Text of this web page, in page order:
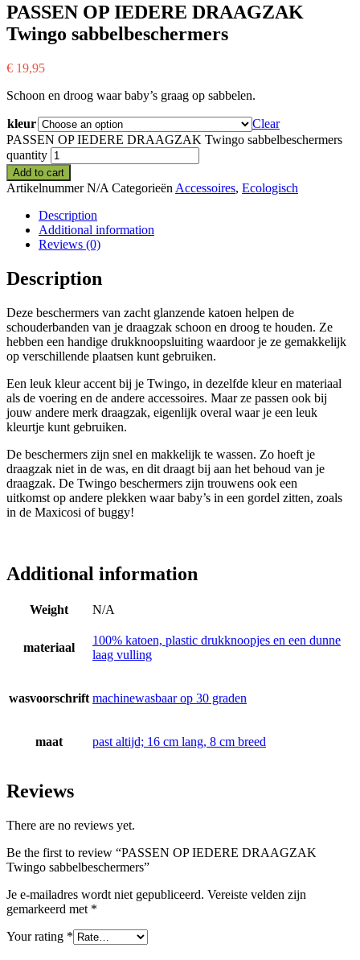
PASSEN OP IEDERE DRAAGZAK
Twingo sabbelbeschermers
€ 19,95
Schoon en droog waar baby’s graag op sabbelen.
kleur
Clear
PASSEN OP IEDERE DRAAGZAK Twingo sabbelbeschermers
quantity
Add to cart
ArtikelnummerN/A Categorieën Accessoires, Ecologisch
Description
Additional information
Reviews (0)
Description
Deze beschermers van zacht glanzende katoen helpen de
schouderbanden van je draagzak schoon en droog te houden. Ze
hebben een handige drukknoopsluiting waardoor je ze gemakkelijk
op verschillende plaatsen kunt gebruiken.
Een leuk kleur accent bij je Twingo, in dezelfde kleur en materiaal
als de voering en de andere accessoires. Maar ze passen ook bij
jouw andere merk draagzak, eigenlijk overal waar je een leuk
kleurtje kunt gebruiken.
De beschermers zijn snel en makkelijk te wassen. Zo hoeft je
draagzak niet in de was, en dit draagt bij aan het behoud van je
draagzak. De Twingo beschermers zijn trouwens ook een
uitkomst op andere plekken waar baby’s in een gordel zitten, zoals
in de Maxicosi of buggy!
Additional information
Weight N/A
materiaal
100% katoen, plastic drukknoopjes en een dunne
laag vulling
wasvoorschrift machinewasbaar op 30 graden
maat past altijd; 16 cm lang, 8 cm breed
Reviews
There are no reviews yet.
Be the first to review “PASSEN OP IEDERE DRAAGZAK
Twingo sabbelbeschermers”
Je e-mailadres wordt niet gepubliceerd. Vereiste velden zijn
gemarkeerd met *
Your rating *